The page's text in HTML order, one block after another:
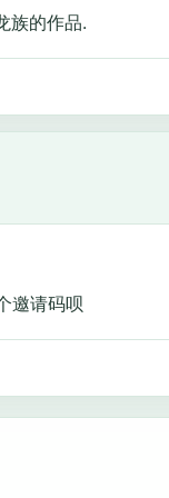
族的作品.
邀请码呗